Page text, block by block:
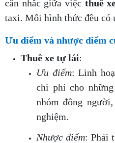
cân nhắc giữa việc thuê
taxi. Mỗi hình thức đều có
Ưu điểm và nhược điểm
Thuê xe tự lái:
Ưu điểm: Linh
chi phí cho
nhóm đông
nghiệm.
Nhược điểm: Phải